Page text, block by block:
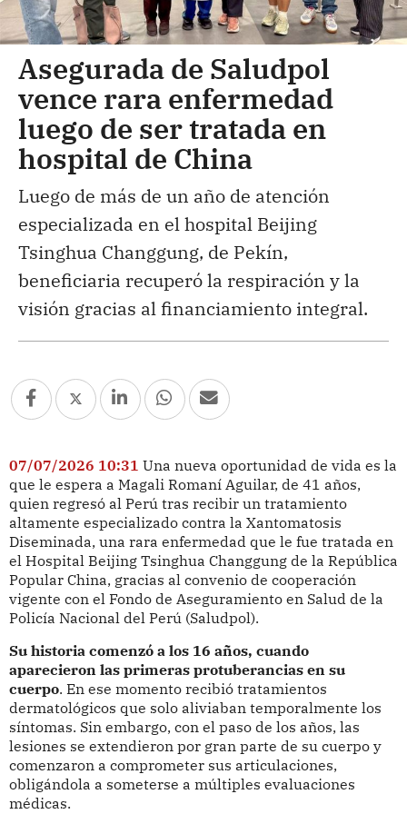
Asegurada de Saludpol
vence rara enfermedad
luego de ser tratada en
hospital de China
Luego de más de un año de atención
especializada en el hospital Beijing
Tsinghua Changgung, de Pekín,
beneficiaria recuperó la respiración y la
visión gracias al financiamiento integral.
07/07/2026 10:31 Una nueva oportunidad de vida es la
que le espera a Magali Romaní Aguilar, de 41 años,
quien regresó al Perú tras recibir un tratamiento
altamente especializado contra la Xantomatosis
Diseminada, una rara enfermedad que le fue tratada en
el Hospital Beijing Tsinghua Changgung de la República
Popular China, gracias al convenio de cooperación
vigente con el Fondo de Aseguramiento en Salud de la
Policía Nacional del Perú (Saludpol).
Su historia comenzó a los 16 años, cuando
aparecieron las primeras protuberancias en su
cuerpo. En ese momento recibió tratamientos
dermatológicos que solo aliviaban temporalmente los
síntomas. Sin embargo, con el paso de los años, las
lesiones se extendieron por gran parte de su cuerpo y
comenzaron a comprometer sus articulaciones,
obligándola a someterse a múltiples evaluaciones
médicas.